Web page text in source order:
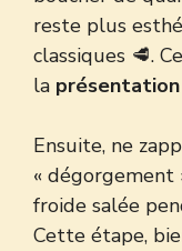
reste plus
classiques 🥩.
la
Ensuite, ne
« dégorgement
froide salée
Cette étape,